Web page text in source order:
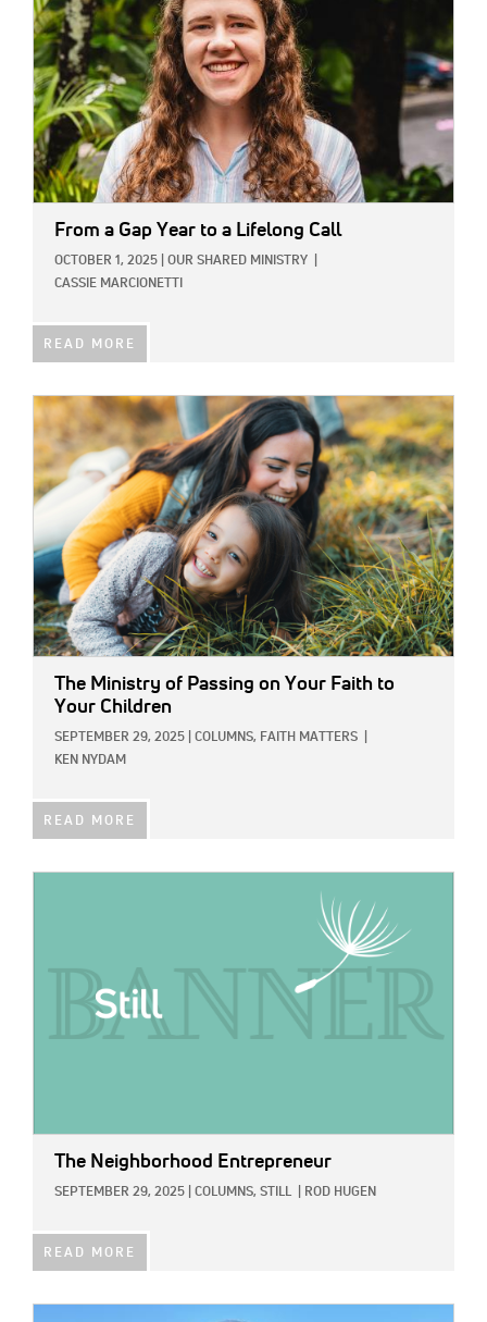
From a Gap Year to a Lifelong Call
OCTOBER 1, 2025 OUR SHARED MINISTRY
CASSIE MARCIONETTI
READ MORE
IMAGE:
The Ministry of Passing on Your Faith to
Your Children
SEPTEMBER 29, 2025 COLUMNS, FAITH MATTERS
KEN NYDAM
READ MORE
The Neighborhood Entrepreneur
SEPTEMBER 29, 2025 COLUMNS, STILL ROD HUGEN
READ MORE